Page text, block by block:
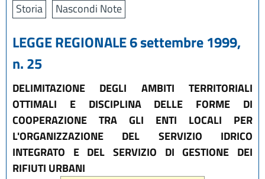
Storia
Nascondi Note
LEGGE REGIONALE 6 settembre 1999,
n. 25
DELIMITAZIONE DEGLI AMBITI TERRITORIALI
OTTIMALI E DISCIPLINA DELLE FORME DI
COOPERAZIONE TRA GLI ENTI LOCALI PER
L'ORGANIZZAZIONE DEL SERVIZIO IDRICO
INTEGRATO E DEL SERVIZIO DI GESTIONE DEI
RIFIUTI URBANI